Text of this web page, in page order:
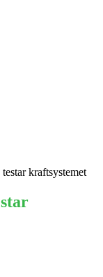
kraftsystemet